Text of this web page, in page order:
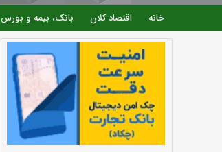
خانه اقتصاد کلان بانک، بیمه و بورس